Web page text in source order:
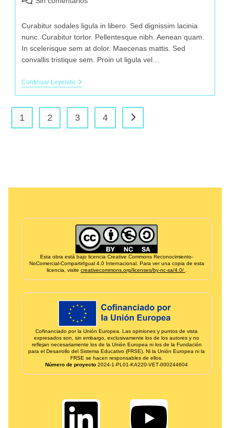
Curabitur sodales ligula in libero. Sed dignissim lacinia
nunc. Curabitur tortor. Pellentesque nibh. Aenean quam.
In scelerisque sem at dolor. Maecenas mattis. Sed
convallis tristique sem. Proin ut ligula vel…
Continuar Leyendo
1 2 3 4
Informação de créditos e financiamento
Esta obra está bajo licencia Creative Commons Reconocimiento-
NoComercial-CompartirIgual 4.0 Internacional. Para ver una copia de esta
licencia, visite creativecommons.org/licenses/by-nc-sa/4.0/
Cofinanciado por la Unión Europea. Las opiniones y puntos de vista
expresados son, sin embargo, exclusivamente los de los autores y no
reflejan necesariamente los de la Unión Europea ni los de la Fundación
para el Desarrollo del Sistema Educativo (FRSE). Ni la Unión Europea ni la
FRSE se hacen responsables de ellos.
Número de proyecto 2024‑1‑PL01‑KA220‑VET‑000244604